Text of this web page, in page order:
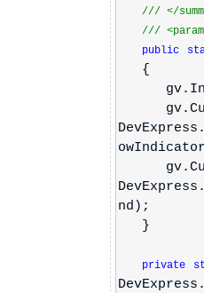
/// </
///
public
{
nd);
}
private